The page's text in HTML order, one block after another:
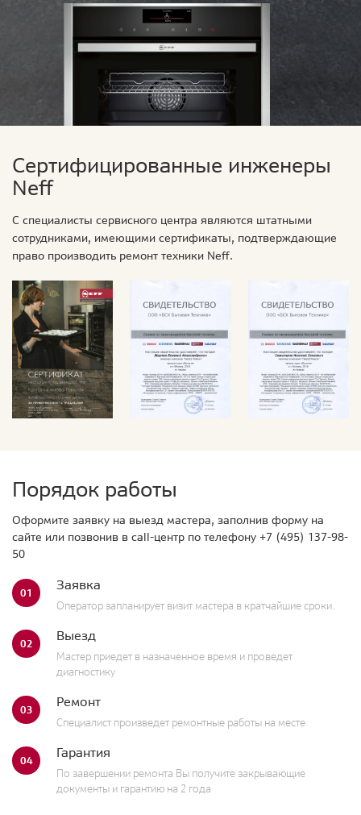
Сертифицированные инженеры
Neff
С специалисты сервисного центра являются штатными
сотрудниками, имеющими сертификаты, подтверждающие
право производить ремонт техники Neff.
Порядок работы
Оформите заявку на выезд мастера, заполнив форму на
сайте или позвонив в call-центр по телефону +7 (495) 137-98-
50
01 Заявка
Оператор запланирует визит мастера в кратчайшие сроки.
02 Выезд
Мастер приедет в назначенное время и проведет
диагностику
03 Ремонт
Специалист произведет ремонтные работы на месте
04 Гарантия
По завершении ремонта Вы получите закрывающие
документы и гарантию на 2 года